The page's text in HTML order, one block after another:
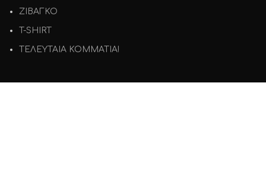
ΖΙΒΑΓΚΟ
T-SHIRT
ΤΕΛΕΥΤΑΙΑ ΚΟΜΜΑΤΙΑ!